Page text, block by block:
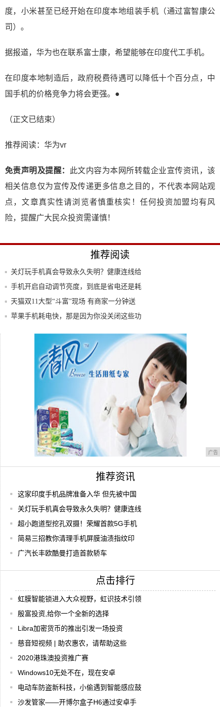
度，小米甚至已经开始在印度本地组装手机（通过富智康公
司）。
据报道，华为也在联系富士康，希望能够在印度代工手机。
在印度本地制造后，政府税费待遇可以降低十个百分点，中
国手机的价格竞争力将会更强。●
（正文已结束）
推荐阅读： 华为vr
免责声明及提醒：
此文内容为本网所转载企业宣传资讯，该
相关信息仅为宣传及传递更多信息之目的，不代表本网站观
点，文章真实性请浏览者慎重核实！任何投资加盟均有风
险，提醒广大民众投资需谨慎！
推荐阅读
关灯玩手机真会导致永久失明？健康连线给
你权威
手机开启自动调节亮度，到底是省电还是耗
电？内
天猫双11大型“斗富”现场 有商家一分钟送
苹果手机耗电快，那是因为你没关闭这些功
iPhone7运行WindowsXP 流畅度
广告
推荐资讯
这家印度手机品牌准备入华 但先被中国
关灯玩手机真会导致永久失明？健康连线
超小跑道型挖孔双摄！荣耀首款5G手机
简易三招教你清理手机屏膜油渍指纹印
广汽长丰欧酷曼打造首款轿车
点击排行
虹膜智能锁进入大众视野，虹识技术引领
殷富投资,给你一个全新的选择
Libra加密货币的推出引发一场投资
慈音短视频 | 助农惠农，请帮助这些
2020港珠澳投资推广赛
Windows10无处不在，现在安卓
电动车防盗新科技，小偷遇到智能感应鼓
沙发管家——开博尔盒子H6通过安卓手